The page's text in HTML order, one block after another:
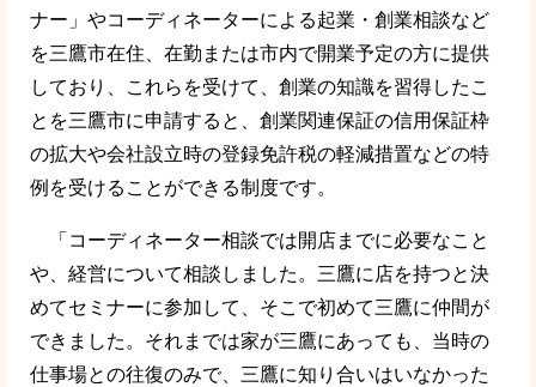
ナー」やコーディネーターによる起業・創業相談など
を三鷹市在住、在勤または市内で開業予定の方に提供
しており、これらを受けて、創業の知識を習得したこ
とを三鷹市に申請すると、創業関連保証の信用保証枠
の拡大や会社設立時の登録免許税の軽減措置などの特
例を受けることができる制度です。
「コーディネーター相談では開店までに必要なこと
や、経営について相談しました。三鷹に店を持つと決
めてセミナーに参加して、そこで初めて三鷹に仲間が
できました。それまでは家が三鷹にあっても、当時の
仕事場との往復のみで、三鷹に知り合いはいなかった